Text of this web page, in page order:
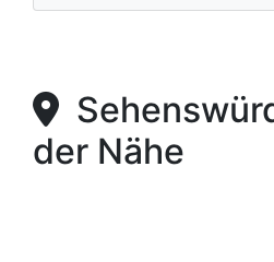
der Nähe